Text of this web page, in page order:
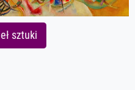
sztuki